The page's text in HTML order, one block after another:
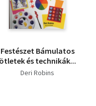
Festészet Bámulatos
ötletek és technikák...
Deri Robins